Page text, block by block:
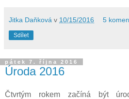
Jitka Daňková v 10/15/2016 5
Sdílet
pátek 7. října 2016
Úroda 2016
Čtvrtým rokem začíná být